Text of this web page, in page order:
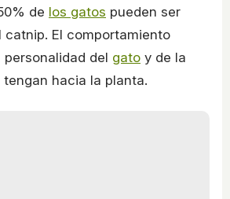
de los gatos pueden ser
catnip. El comportamiento
del gato y de la
hacia la planta.